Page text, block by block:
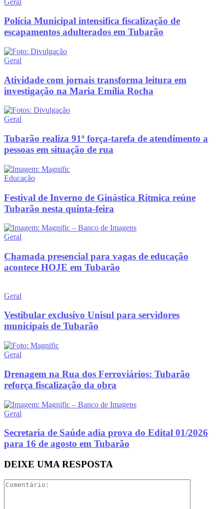
Polícia Municipal intensifica fiscalização de
escapamentos adulterados em Tubarão
Geral
Atividade com jornais transforma leitura em
investigação na Maria Emília Rocha
Geral
Tubarão realiza 91ª força-tarefa de atendimento a
pessoas em situação de rua
Educação
Festival de Inverno de Ginástica Rítmica reúne
Tubarão nesta quinta-feira
Geral
Chamada presencial para vagas de educação
acontece HOJE em Tubarão
Geral
Vestibular exclusivo Unisul para servidores
municipais de Tubarão
Geral
Drenagem na Rua dos Ferroviários: Tubarão
reforça fiscalização da obra
Geral
Secretaria de Saúde adia prova do Edital 01/2026
para 16 de agosto em Tubarão
DEIXE UMA RESPOSTA